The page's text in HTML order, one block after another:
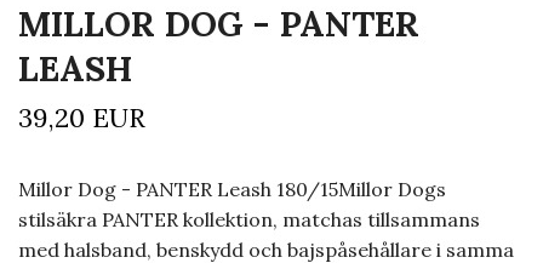
MILLOR DOG - PANTER
LEASH
39,20 EUR
Millor Dog - PANTER Leash 180/15Millor Dogs
stilsäkra PANTER kollektion, matchas tillsammans
med halsband, benskydd och bajspåsehållare i samma